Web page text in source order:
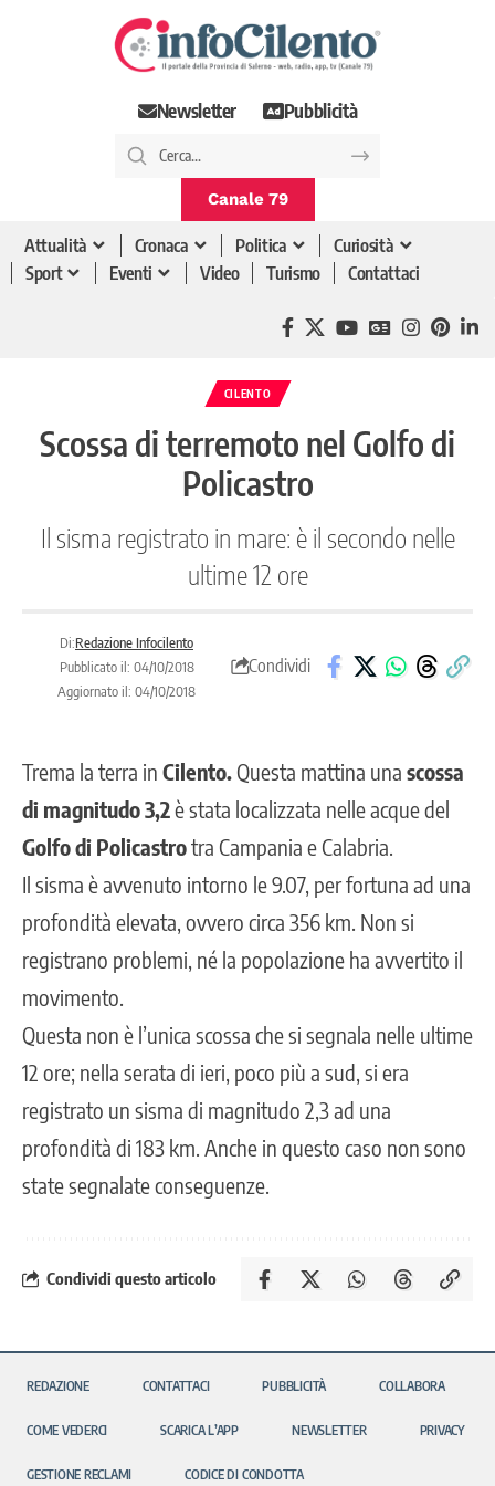
Newsletter Pubblicità
Canale 79
Attualità Cronaca Politica
Curiosità
Sport
Eventi Video Turismo Contattaci
CILENTO
Scossa di terremoto nel Golfo di
Policastro
Il sisma registrato in mare: è il secondo nelle
ultime 12 ore
Di:Redazione Infocilento
Pubblicato il: 04/10/2018
Aggiornato il: 04/10/2018
Condividi
Trema la terra in Cilento.Questa mattina una scossa
di magnitudo 3,2è stata localizzata nelle acque del
Golfo di Policastrotra Campania e Calabria.
Il sisma è avvenuto intorno le 9.07, per fortuna ad una
profondità elevata, ovvero circa 356 km. Non si
registrano problemi, né la popolazione ha avvertito il
movimento.
Questa non è l’unica scossa che si segnala nelle ultime
12 ore; nella serata di ieri, poco più a sud, si era
registrato un sisma di magnitudo 2,3 ad una
profondità di 183 km. Anche in questo caso non sono
state segnalate conseguenze.
Condividi questo articolo
REDAZIONE CONTATTACI PUBBLICITÀ COLLABORA
COME VEDERCI SCARICA L’APP NEWSLETTER PRIVACY
GESTIONE RECLAMI CODICE DI CONDOTTA